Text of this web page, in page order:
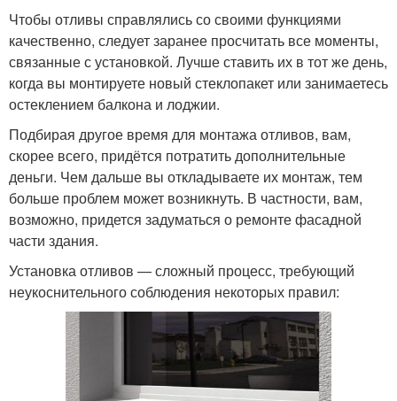
Чтобы отливы справлялись со своими функциями
качественно, следует заранее просчитать все моменты,
связанные с установкой. Лучше ставить их в тот же день,
когда вы монтируете новый стеклопакет или занимаетесь
остеклением балкона и лоджии.
Подбирая другое время для монтажа отливов, вам,
скорее всего, придётся потратить дополнительные
деньги. Чем дальше вы откладываете их монтаж, тем
больше проблем может возникнуть. В частности, вам,
возможно, придется задуматься о ремонте фасадной
части здания.
Установка отливов — сложный процесс, требующий
неукоснительного соблюдения некоторых правил: